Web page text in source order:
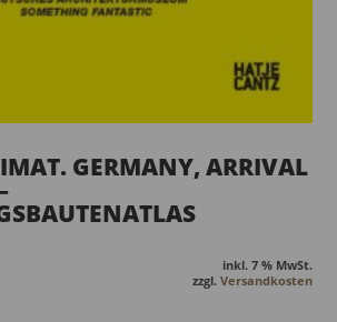
GERMANY, ARRIVAL
inkl. 7 % MwSt.
zzgl. Versandkosten